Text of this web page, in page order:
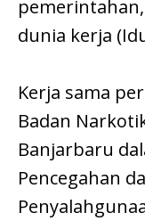
dunia kerja
Kerja sama
Badan
Banjarbaru
Pencegahan